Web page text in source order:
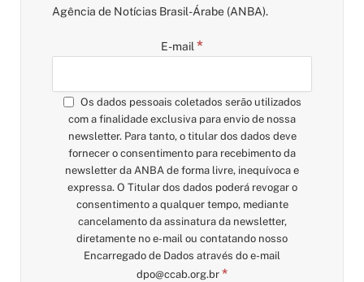
Agência de Notícias Brasil-Árabe (ANBA).
E-mail *
Os dados pessoais coletados serão utilizados
com a finalidade exclusiva para envio de nossa
newsletter. Para tanto, o titular dos dados deve
fornecer o consentimento para recebimento da
newsletter da ANBA de forma livre, inequívoca e
expressa. O Titular dos dados poderá revogar o
consentimento a qualquer tempo, mediante
cancelamento da assinatura da newsletter,
diretamente no e-mail ou contatando nosso
Encarregado de Dados através do e-mail
dpo@ccab.org.br *